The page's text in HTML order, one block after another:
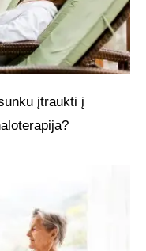
įtraukti į